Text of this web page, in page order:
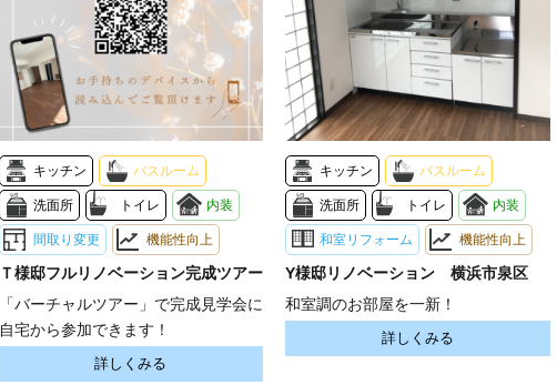
キッチン バスルーム
洗面所 トイレ 内装
間取り変更 機能性向上
Ｔ様邸フルリノベーション完成ツアー
「バーチャルツアー」で完成見学会に
自宅から参加できます！
詳しくみる
キッチン バスルーム
洗面所 トイレ 内装
和室リフォーム 機能性向上
Y様邸リノベーション 横浜市泉区
和室調のお部屋を一新！
詳しくみる